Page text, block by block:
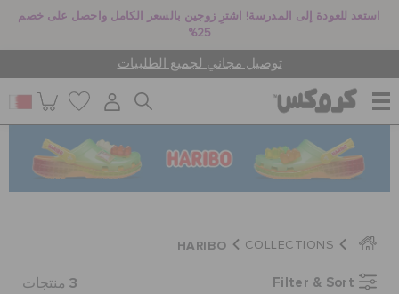
استعد للعودة إلى المدرسة! اشترِ زوجين بالسعر الكامل واحصل على خصم
25%
توصيل مجاني لجميع الطلبيات
للنساء
أطفال
COLLECTIONS
HARIBO
Filter & Sort
3 منتجات